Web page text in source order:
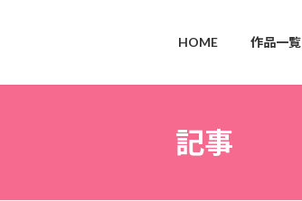
HOME 作品一覧
記事